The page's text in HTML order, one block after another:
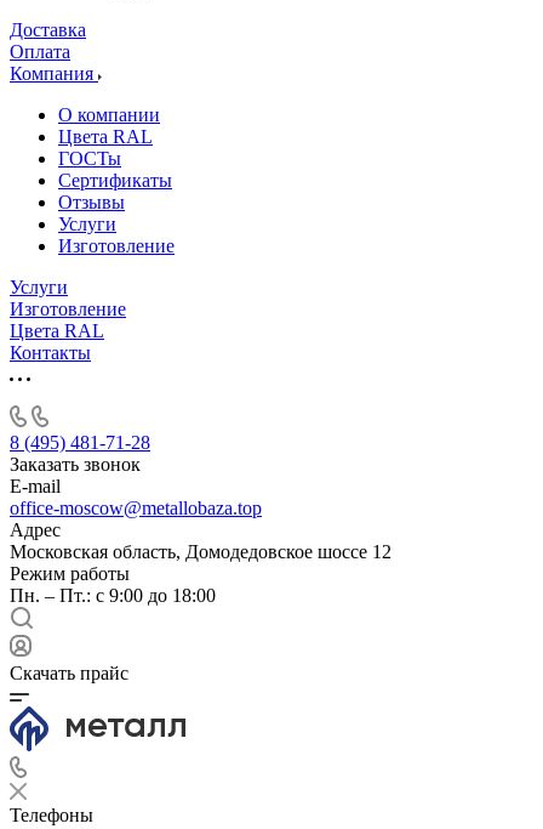
Доставка
Оплата
Компания
О компании
Цвета RAL
ГОСТы
Сертификаты
Отзывы
Услуги
Изготовление
Услуги
Изготовление
Цвета RAL
Контакты
8 (495) 481-71-28
Заказать звонок
E-mail
office-moscow@metallobaza.top
Адрес
Московская область, Домодедовское шоссе 12
Режим работы
Пн. – Пт.: с 9:00 до 18:00
Скачать прайс
Телефоны